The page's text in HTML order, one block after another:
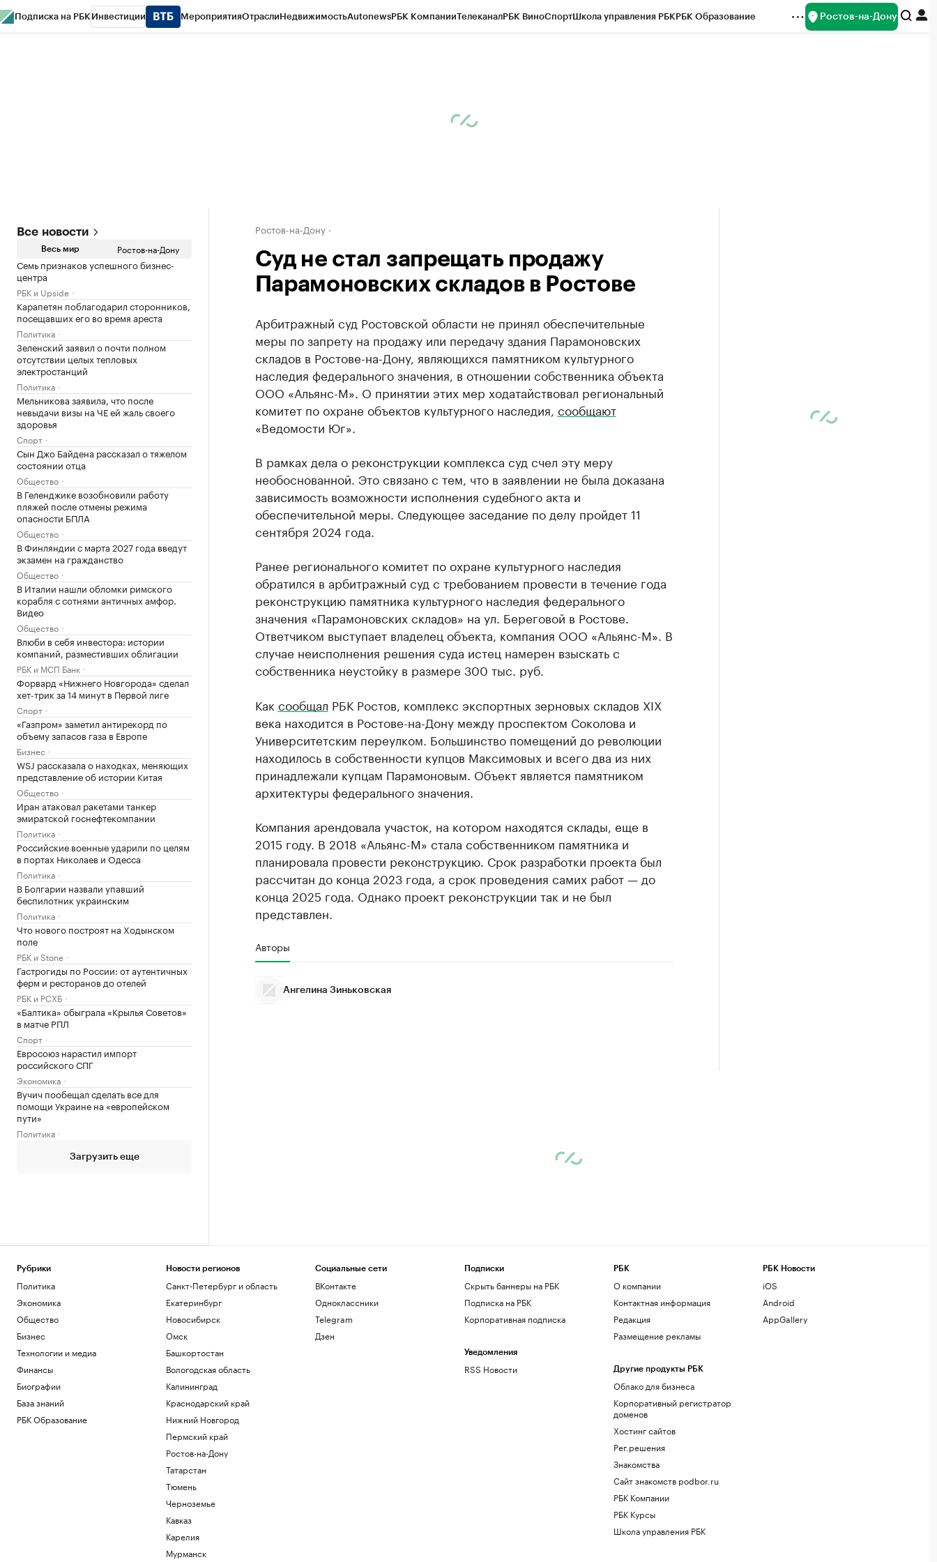
Подписка на РБК Инвестиции МероприятияОтраслиНедвижимостьAutonewsРБК КомпанииТелеканалРБК ВиноСпортШкола управления РБКРБК Образование Ростов-на-Дону
Все новости
Весь мир Ростов-на-Дону
Семь признаков успешного бизнес-
центра
РБК и Upside
Карапетян поблагодарил сторонников,
посещавших его во время ареста
Политика
Зеленский заявил о почти полном
отсутствии целых тепловых
электростанций
Политика
Мельникова заявила, что после
невыдачи визы на ЧЕ ей жаль своего
здоровья
Спорт
Сын Джо Байдена рассказал о тяжелом
состоянии отца
Общество
В Геленджике возобновили работу
пляжей после отмены режима
опасности БПЛА
Общество
В Финляндии с марта 2027 года введут
экзамен на гражданство
Общество
В Италии нашли обломки римского
корабля с сотнями античных амфор.
Видео
Общество
Влюби в себя инвестора: истории
компаний, разместивших облигации
РБК и МСП Банк
Форвард «Нижнего Новгорода» сделал
хет-трик за 14 минут в Первой лиге
Спорт
«Газпром» заметил антирекорд по
объему запасов газа в Европе
Бизнес
WSJ рассказала о находках, меняющих
представление об истории Китая
Общество
Иран атаковал ракетами танкер
эмиратской госнефтекомпании
Политика
Российские военные ударили по целям
в портах Николаев и Одесса
Политика
В Болгарии назвали упавший
беспилотник украинским
Политика
Что нового построят на Ходынском
поле
РБК и Stone
Гастрогиды по России: от аутентичных
ферм и ресторанов до отелей
РБК и РСХБ
«Балтика» обыграла «Крылья Советов»
в матче РПЛ
Спорт
Евросоюз нарастил импорт
российского СПГ
Экономика
Вучич пообещал сделать все для
помощи Украине на «европейском
пути»
Политика
Загрузить еще
Ростов-на-Дону
Суд не стал запрещать продажу
Парамоновских складов в Ростове
Арбитражный суд Ростовской области не принял обеспечительные
меры по запрету на продажу или передачу здания Парамоновских
складов в Ростове-на-Дону, являющихся памятником культурного
наследия федерального значения, в отношении собственника объекта
ООО «Альянс-М». О принятии этих мер ходатайствовал региональный
комитет по охране объектов культурного наследия, сообщают
«Ведомости Юг».
В рамках дела о реконструкции комплекса суд счел эту меру
необоснованной. Это связано с тем, что в заявлении не была доказана
зависимость возможности исполнения судебного акта и
обеспечительной меры. Следующее заседание по делу пройдет 11
сентября 2024 года.
Ранее регионального комитет по охране культурного наследия
обратился в арбитражный суд с требованием провести в течение года
реконструкцию памятника культурного наследия федерального
значения «Парамоновских складов» на ул. Береговой в Ростове.
Ответчиком выступает владелец объекта, компания ООО «Альянс-М». В
случае неисполнения решения суда истец намерен взыскать с
собственника неустойку в размере 300 тыс. руб.
Как сообщал РБК Ростов, комплекс экспортных зерновых складов XIX
века находится в Ростове-на-Дону между проспектом Соколова и
Университетским переулком. Большинство помещений до революции
находилось в собственности купцов Максимовых и всего два из них
принадлежали купцам Парамоновым. Объект является памятником
архитектуры федерального значения.
Компания арендовала участок, на котором находятся склады, еще в
2015 году. В 2018 «Альянс-М» стала собственником памятника и
планировала провести реконструкцию. Срок разработки проекта был
рассчитан до конца 2023 года, а срок проведения самих работ — до
конца 2025 года. Однако проект реконструкции так и не был
представлен.
Авторы
Ангелина Зиньковская
Рубрики
Политика
Экономика
Общество
Бизнес
Технологии и медиа
Финансы
Биографии
База знаний
РБК Образование
Новости регионов
Санкт-Петербург и область
Екатеринбург
Новосибирск
Омск
Башкортостан
Вологодская область
Калининград
Краснодарский край
Нижний Новгород
Пермский край
Ростов-на-Дону
Татарстан
Тюмень
Черноземье
Кавказ
Карелия
Мурманск
Социальные сети
ВКонтакте
Одноклассники
Telegram
Дзен
Подписки
Скрыть баннеры на РБК
Подписка на РБК
Корпоративная подписка
Уведомления
RSS Новости
РБК
О компании
Контактная информация
Редакция
Размещение рекламы
Другие продукты РБК
Облако для бизнеса
Корпоративный регистратор
доменов
Хостинг сайтов
Рег.решения
Знакомства
Сайт знакомств podbor.ru
РБК Компании
РБК Курсы
Школа управления РБК
РБК Новости
iOS
Android
AppGallery